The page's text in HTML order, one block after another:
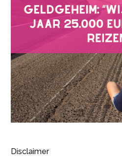
Disclaimer